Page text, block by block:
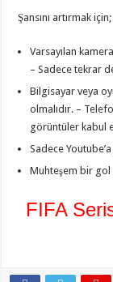
Şansını artırmak için;
Varsayılan
– Sadece tekrar
Bilgisayar veya
olmalıdır. –
görüntüler kabul
Sadece
Muhteşem bir gol
FIFA